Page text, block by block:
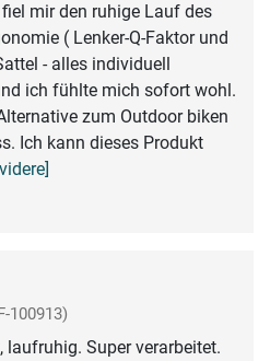
mir den ruhige Lauf des
( Lenker-Q-Faktor und
- alles individuell
ich fühlte mich sofort wohl.
zum Outdoor biken
Ich kann dieses Produkt
100913)
Super verarbeitet.